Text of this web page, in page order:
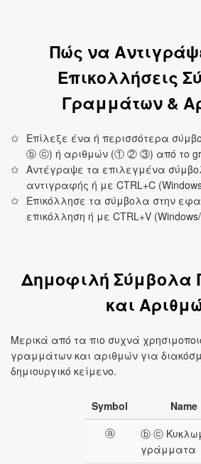
Πώς να
Επικολλήσεις
Γραμμάτων &
Επίλεξε ένα ή περισσότερα
ⓑ ⓒ) ή αριθμών (① ② ③) από το
Αντέγραψε τα επιλεγμένα
αντιγραφής ή με CTRL+C
Επικόλλησε τα σύμβολα στην
επικόλληση ή με CTRL+V
Δημοφιλή Σύμβολα
και
Μερικά από τα πιο συχνά
γραμμάτων και αριθμών για
δημιουργικό κείμενο.
Symbol
Name
ⓐ
ⓑ ⓒ
γράμματα